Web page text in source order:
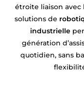
étroite liaison avec
solutions de
industrielle
génération
quotidien, sans